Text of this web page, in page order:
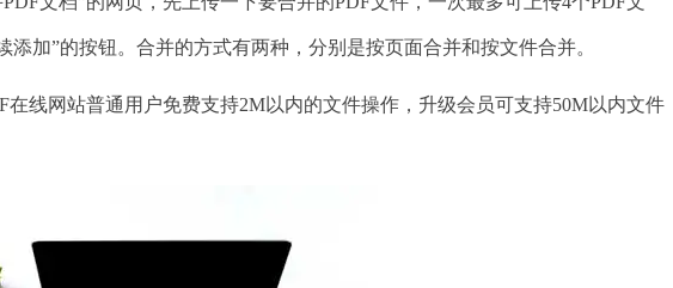
加”的按钮。合并的方式有两种，分别是按页面合并和按文件合并。
线网站普通用户免费支持2M以内的文件操作，升级会员可支持50M以内文件